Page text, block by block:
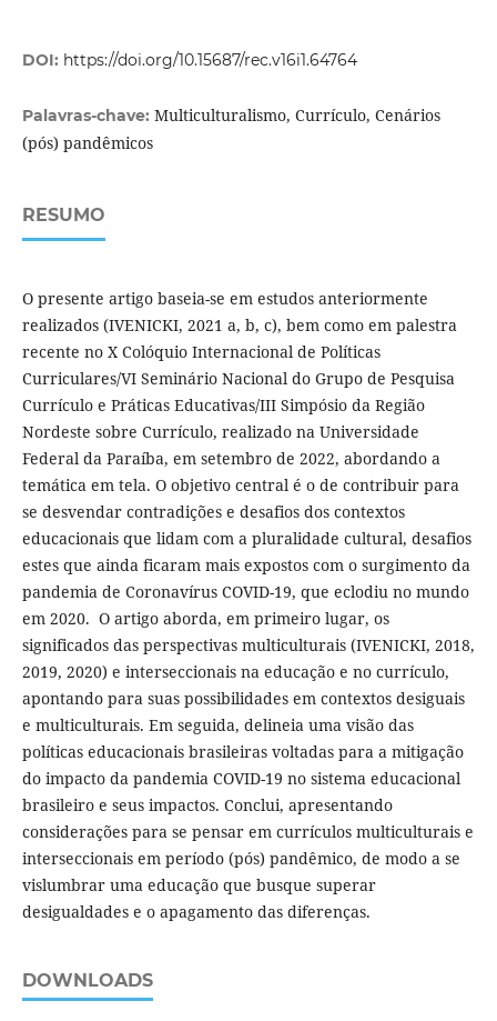
DOI: https://doi.org/10.15687/rec.v16i1.64764
Palavras-chave: Multiculturalismo, Currículo, Cenários
(pós) pandêmicos
RESUMO
O presente artigo baseia-se em estudos anteriormente
realizados (IVENICKI, 2021 a, b, c), bem como em palestra
recente no X Colóquio Internacional de Políticas
Curriculares/VI Seminário Nacional do Grupo de Pesquisa
Currículo e Práticas Educativas/III Simpósio da Região
Nordeste sobre Currículo, realizado na Universidade
Federal da Paraíba, em setembro de 2022, abordando a
temática em tela. O objetivo central é o de contribuir para
se desvendar contradições e desafios dos contextos
educacionais que lidam com a pluralidade cultural, desafios
estes que ainda ficaram mais expostos com o surgimento da
pandemia de Coronavírus COVID-19, que eclodiu no mundo
em 2020. O artigo aborda, em primeiro lugar, os
significados das perspectivas multiculturais (IVENICKI, 2018,
2019, 2020) e interseccionais na educação e no currículo,
apontando para suas possibilidades em contextos desiguais
e multiculturais. Em seguida, delineia uma visão das
políticas educacionais brasileiras voltadas para a mitigação
do impacto da pandemia COVID-19 no sistema educacional
brasileiro e seus impactos. Conclui, apresentando
considerações para se pensar em currículos multiculturais e
interseccionais em período (pós) pandêmico, de modo a se
vislumbrar uma educação que busque superar
desigualdades e o apagamento das diferenças.
DOWNLOADS